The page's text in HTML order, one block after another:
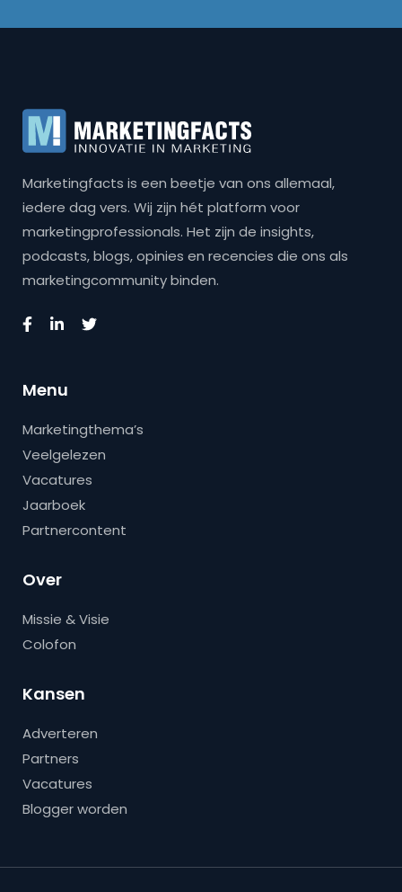
Marketingfacts is een beetje van ons allemaal,
iedere dag vers. Wij zijn hét platform voor
marketingprofessionals. Het zijn de insights,
podcasts, blogs, opinies en recencies die ons als
marketingcommunity binden.
Menu
Marketingthema’s
Veelgelezen
Vacatures
Jaarboek
Partnercontent
Over
Missie & Visie
Colofon
Kansen
Adverteren
Partners
Vacatures
Blogger worden